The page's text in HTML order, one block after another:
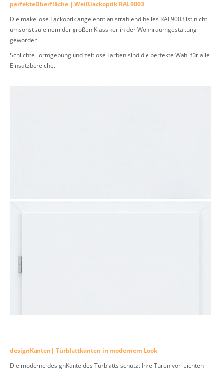
perfekteOberfläche | Weißlackoptik RAL9003
Die makellose Lackoptik angelehnt an strahlend helles RAL9003 ist nicht
umsonst zu einem der großen Klassiker in der Wohnraumgestaltung
geworden.
Schlichte Formgebung und zeitlose Farben sind die perfekte Wahl für alle
Einsatzbereiche.
designKanten| Türblattkanten in modernem Look
Die moderne designKante des Türblatts schützt Ihre Türen vor leichten